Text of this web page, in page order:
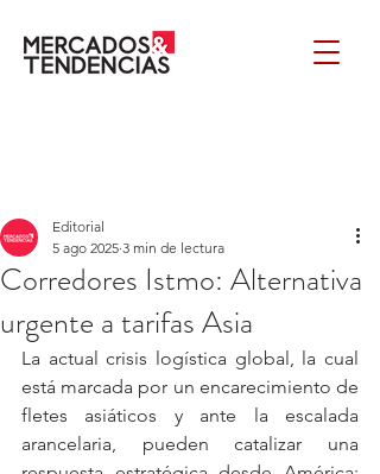
Corredores Istmo: Alternativa
urgente a tarifas Asia
Editorial
5 ago 2025 3 min de lectura
La actual crisis logística global, la cual
está marcada por un encarecimiento de
fletes asiáticos y ante la escalada
arancelaria, pueden catalizar una